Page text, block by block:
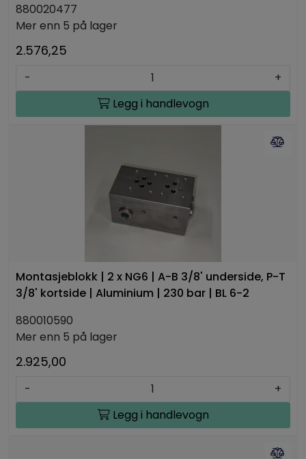
880020477
Mer enn 5 på lager
2.576,25
-
+
Legg i handlevogn
Montasjeblokk | 2 x NG6 | A-B 3/8' underside, P-T
3/8' kortside | Aluminium | 230 bar | BL 6-2
880010590
Mer enn 5 på lager
2.925,00
-
+
Legg i handlevogn